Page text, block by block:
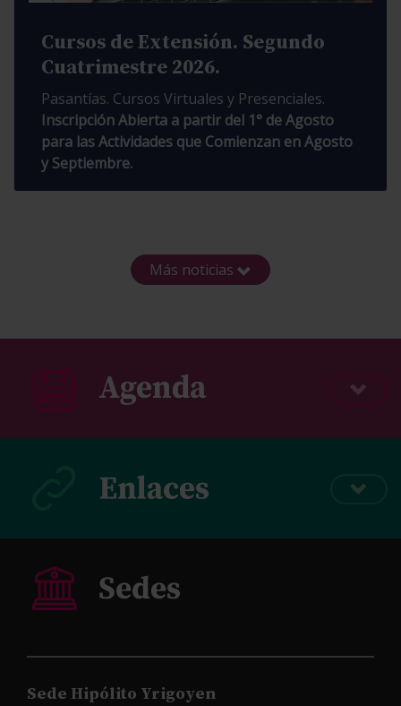
Cursos de Extensión. Segundo
Cuatrimestre 2026.
Pasantías. Cursos Virtuales y Presenciales.
Inscripción Abierta a partir del 1° de Agosto
para las Actividades que Comienzan en Agosto
y Septiembre.
Más noticias
Sede Hipólito Yrigoyen